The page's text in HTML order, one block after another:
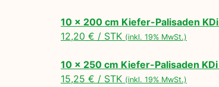
10 x 200 cm Kiefer-Palisaden KDi
12,20 € / STK (inkl. 19% MwSt.)
10 x 250 cm Kiefer-Palisaden KDi
15,25 € / STK (inkl. 19% MwSt.)